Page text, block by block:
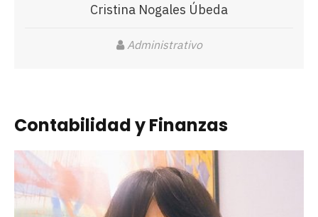
Cristina Nogales Úbeda
Administrativo
Contabilidad y Finanzas